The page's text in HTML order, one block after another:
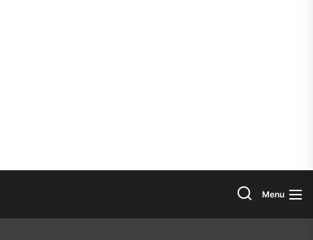
SearchMenu